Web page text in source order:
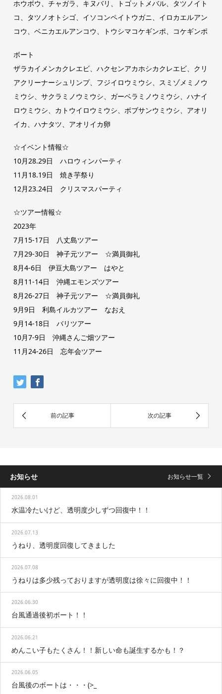
ホウボウ、チャガラ、キヌバリ、トゴットメバル、タツノイト
コ、タツノオトシゴ、イソコンペイトウガニ、イロカエルアン
コウ、ベニカエルアンコウ、トウシマコケギンポ、コケギンポ
ボート
ザラカイメンカクレエビ、ハクセンアカホシカクレエビ、クリ
アクリーナーシュリンプ、フジイロウミウシ、スミゾメミノウ
ミウシ、サクラミノウミウシ、ガーベラミノウミウシ、ハナイ
ロウミウシ、カトウイロウミウシ、ボブサンウミウシ、アオリ
イカ、ハナタツ、アオリイカ卵
☆イベント情報☆
10月28.29日 ハロウィンパーティ
11月18.19日 焼き芋祭り
12月23.24日 クリスマスパーティ
☆ツアー情報☆
2023年
7月15-17日 八丈島ツアー
7月29-30日 神子元ツアー ☆満員御礼
8月4-6日 伊豆大島ツアー はやと
8月11-14日 沖縄エモンズツアー
8月26-27日 神子元ツアー ☆満員御礼
9月9日 利島イルカツアー なおえ
9月14-18日 バリツアー
10月7-9日 沖縄さんご畑ツアー
11月24-26日 忘年会ツアー
お知らせ お知らせ一覧
2026.08.01
水温冷たいけど、透明度少しずつ回復中！！
2026.07.13
うねり、透明度回復してきました
2026.07.08
うねりは多少残っておりますが透明度は徐々に回復中！！
2026.06.30
台風通過後初ボート！！
2026.06.21
めんこい子もたくさん！！新しい命も誕生するかも！？
2026.06.05
台風後のボートは・・・(>_